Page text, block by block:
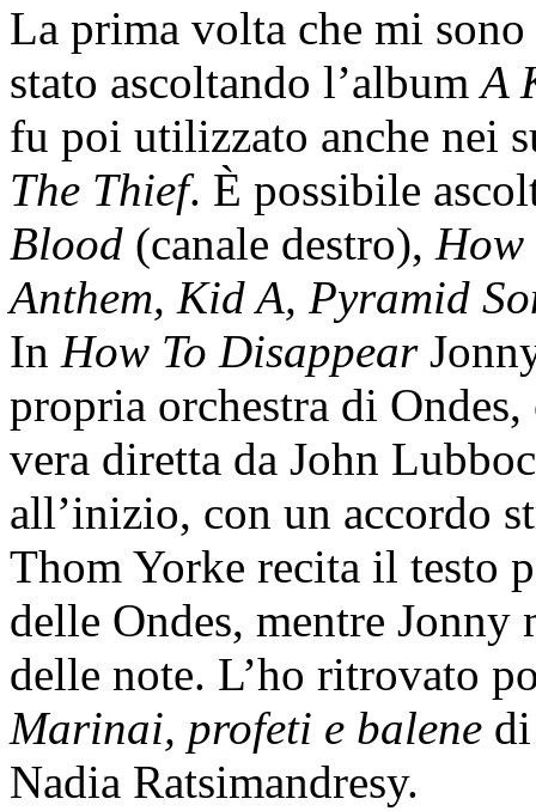
La prima volta che mi
stato ascoltando l’albumA
fu poi utilizzato anche nei
The Thief. È possibile
Blood (canale destro), How
Anthem, Kid A, Pyramid
In How To Disappear
propria orchestra di Ondes,
vera diretta da John
all’inizio, con un accordo
Thom Yorke recita il testo
delle Ondes, mentre
delle note. L’ho ritrovato
Marinai, profeti e balene
Nadia Ratsimandresy.